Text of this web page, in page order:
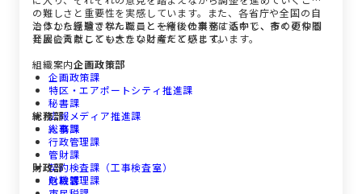
の難しさと重要性を実感しています。また、各省庁や全国の自
治体から派遣された職員と一緒に仕事をする中で、多くの仲間
と出会えたことも大きな財産だと感じています。
こうした経験で学んだことを今後の業務に活かし、市の更なる
発展に貢献していきたいと考えています。
組織案内企画政策部
企画政策課
特区・エアポートシティ推進課
秘書課
広報メディア推進課
人事課
総務部
総務課
行政管理課
管財課
契約検査課（工事検査室）
危機管理課
財政部
財政課